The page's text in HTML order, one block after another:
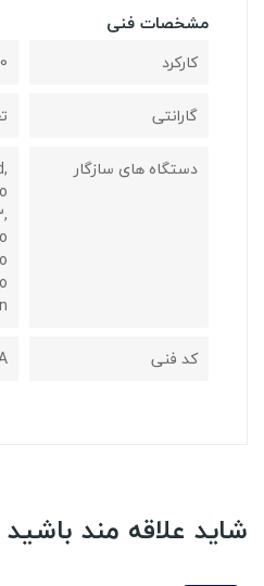
مشخصات فنی
کارکرد
گارانتی
دستگاه های سازگار
کد فنی
شاید علاقه مند باشید